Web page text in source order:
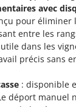
avec
pour éliminer
entre les
dans les
précis sans
: disponible
déport manuel